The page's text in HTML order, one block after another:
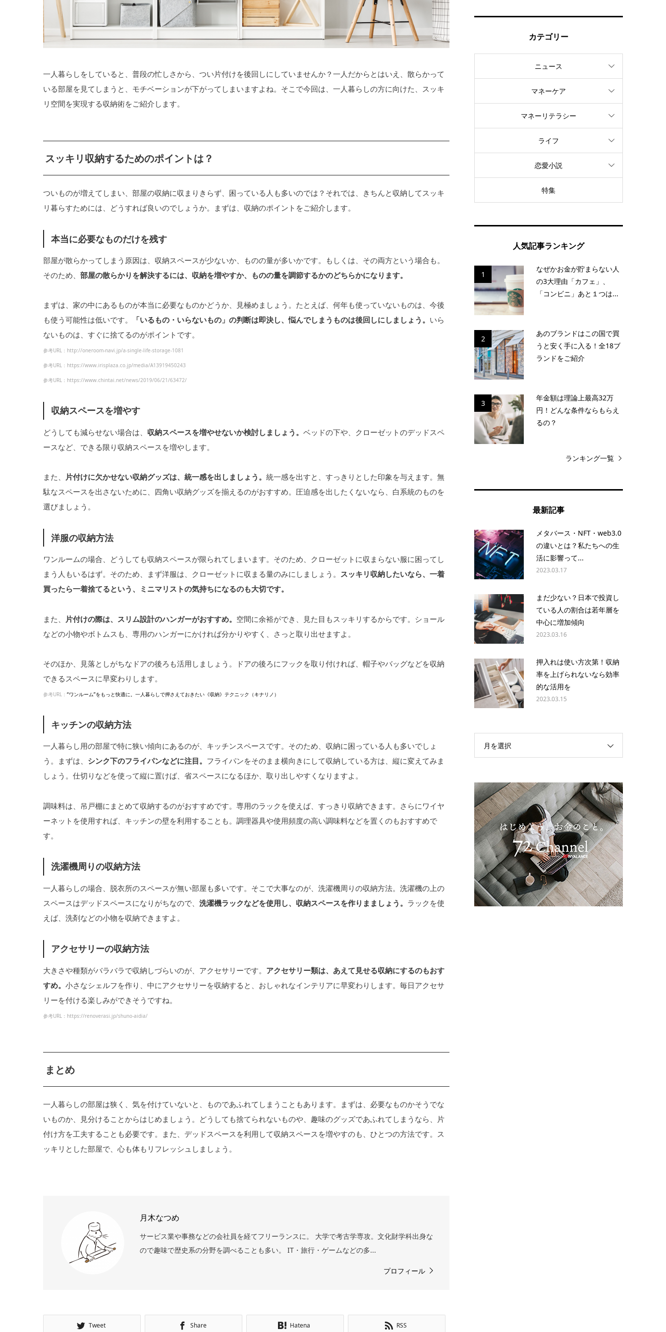
一人暮らしをしていると、普段の忙しさから、つい片付けを後回しにしていませんか？一人だからとはいえ、散らかって
いる部屋を見てしまうと、モチベーションが下がってしまいますよね。そこで今回は、一人暮らしの方に向けた、スッキ
リ空間を実現する収納術をご紹介します。
スッキリ収納するためのポイントは？
ついものが増えてしまい、部屋の収納に収まりきらず、困っている人も多いのでは？それでは、きちんと収納してスッキ
リ暮らすためには、どうすれば良いのでしょうか。まずは、収納のポイントをご紹介します。
本当に必要なものだけを残す
部屋が散らかってしまう原因は、収納スペースが少ないか、ものの量が多いかです。もしくは、その両方という場合も。
そのため、 部屋の散らかりを解決するには、収納を増やすか、ものの量を調節するかのどちらかになります。
まずは、家の中にあるものが本当に必要なものかどうか、見極めましょう。たとえば、何年も使っていないものは、今後
も使う可能性は低いです。
「いるもの・いらないもの」の判断は即決し、悩んでしまうものは後回しにしましょう。 いら
ないものは、すぐに捨てるのがポイントです。
参考URL：http://oneroom-navi.jp/a-single-life-storage-1081
参考URL：https://www.irisplaza.co.jp/media/A13919450243
参考URL：https://www.chintai.net/news/2019/06/21/63472/
収納スペースを増やす
どうしても減らせない場合は、 収納スペースを増やせないか検討しましょう。 ベッドの下や、クローゼットのデッドスペ
ースなど、できる限り収納スペースを増やします。
また、 片付けに欠かせない収納グッズは、統一感を出しましょう。 統一感を出すと、すっきりとした印象を与えます。無
駄なスペースを出さないために、四角い収納グッズを揃えるのがおすすめ。圧迫感を出したくないなら、白系統のものを
選びましょう。
洋服の収納方法
ワンルームの場合、どうしても収納スペースが限られてしまいます。そのため、クローゼットに収まらない服に困ってし
まう人もいるはず。そのため、まず洋服は、クローゼットに収まる量のみにしましょう。 スッキリ収納したいなら、一着
買ったら一着捨てるという、ミニマリストの気持ちになるのも大切です。
また、 片付けの際は、スリム設計のハンガーがおすすめ。 空間に余裕ができ、見た目もスッキリするからです。ショール
などの小物やボトムスも、専用のハンガーにかければ分かりやすく、さっと取り出せますよ。
そのほか、見落としがちなドアの後ろも活用しましょう。ドアの後ろにフックを取り付ければ、帽子やバッグなどを収納
できるスペースに早変わりします。
参考URL： “ワンルーム”をもっと快適に。一人暮らしで押さえておきたい《収納》テクニック（キナリノ）
キッチンの収納方法
一人暮らし用の部屋で特に狭い傾向にあるのが、キッチンスペースです。そのため、収納に困っている人も多いでしょ
う。まずは、 シンク下のフライパンなどに注目。 フライパンをそのまま横向きにして収納している方は、縦に変えてみま
しょう。仕切りなどを使って縦に置けば、省スペースになるほか、取り出しやすくなりますよ。
調味料は、吊戸棚にまとめて収納するのがおすすめです。専用のラックを使えば、すっきり収納できます。さらにワイヤ
ーネットを使用すれば、キッチンの壁を利用することも。調理器具や使用頻度の高い調味料などを置くのもおすすめで
す。
洗濯機周りの収納方法
一人暮らしの場合、脱衣所のスペースが無い部屋も多いです。そこで大事なのが、洗濯機周りの収納方法。洗濯機の上の
スペースはデッドスペースになりがちなので、 洗濯機ラックなどを使用し、収納スペースを作りまましょう。 ラックを使
えば、洗剤などの小物を収納できますよ。
アクセサリーの収納方法
大きさや種類がバラバラで収納しづらいのが、アクセサリーです。 アクセサリー類は、あえて見せる収納にするのもおす
すめ。 小さなシェルフを作り、中にアクセサリーを収納すると、おしゃれなインテリアに早変わりします。毎日アクセサ
リーを付ける楽しみができそうですね。
参考URL：https://renoverasi.jp/shuno-aidia/
まとめ
一人暮らしの部屋は狭く、気を付けていないと、ものであふれてしまうこともあります。まずは、必要なものかそうでな
いものか、見分けることからはじめましょう。どうしても捨てられないものや、趣味のグッズであふれてしまうなら、片
付け方を工夫することも必要です。また、デッドスペースを利用して収納スペースを増やすのも、ひとつの方法です。ス
ッキリとした部屋で、心も体もリフレッシュしましょう。
月木なつめ
サービス業や事務などの会社員を経てフリーランスに。 大学で考古学専攻。文化財学科出身な
ので趣味で歴史系の分野を調べることも多い。 IT・旅行・ゲームなどの多...
プロフィール
Tweet Share Hatena RSS
カテゴリー
ニュース
マネーケア
マネーリテラシー
ライフ
恋愛小説
特集
人気記事ランキング
1
なぜかお金が貯まらない人
の3大理由「カフェ」、
「コンビニ」あと１つは...
2
あのブランドはこの国で買
うと安く手に入る！全18ブ
ランドをご紹介
3
年金額は理論上最高32万
円！どんな条件ならもらえ
るの？
ランキング一覧
最新記事
メタバース・NFT・web3.0
の違いとは？私たちへの生
活に影響って...
2023.03.17
まだ少ない？日本で投資し
ている人の割合は若年層を
中心に増加傾向
2023.03.16
押入れは使い方次第！収納
率を上げられないなら効率
的な活用を
2023.03.15
月を選択